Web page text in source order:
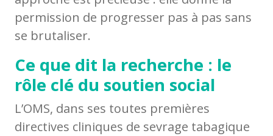
permission de progresser pas à pas sans
se brutaliser.
Ce que dit la recherche : le
rôle clé du soutien social
L’OMS, dans ses toutes premières
directives cliniques de sevrage tabagique